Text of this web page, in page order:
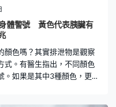
發育成長。」 開燈睡覺－
醫生還提到原來開著燈睡
。由於褪黑激素有助孩子
體警號 黃色代表胰臟有
顏色嗎？其實排泄物是觀察
式。有醫生指出，不同顏色
。如果是其中3種顏色，更可